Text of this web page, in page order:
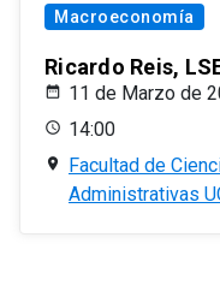
Macroeconomía
Ricardo Reis,
11 de Marzo de
14:00
Facultad de
Administrativas